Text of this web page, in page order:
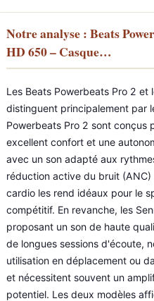
Notre analyse : Beats
HD 650 – Casque…
Les Beats Powerbeats Pro 2 et
distinguent principalement par
Powerbeats Pro 2 sont conçus
excellent confort et une
avec un son adapté aux
réduction active du bruit
cardio les rend idéaux pour le
compétitif. En revanche, les
proposant un son de haute
de longues sessions d'écoute,
utilisation en déplacement ou
et nécessitent souvent un
potentiel. Les deux modèles